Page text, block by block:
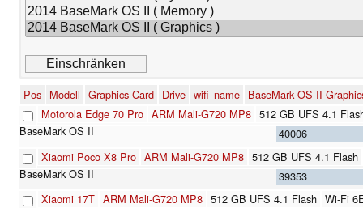
Pos Modell Graphics Card Drive wifi_name BaseMark OS II
Motorola Edge 70 Pro ARM Mali-G720 MP8 512 GB UFS 4.1
40006
Xiaomi Poco X8 Pro ARM Mali-G720 MP8 512 GB UFS 4.1 Flash
39353
Xiaomi 17T ARM Mali-G720 MP8 512 GB UFS 4.1 Flash Wi-Fi